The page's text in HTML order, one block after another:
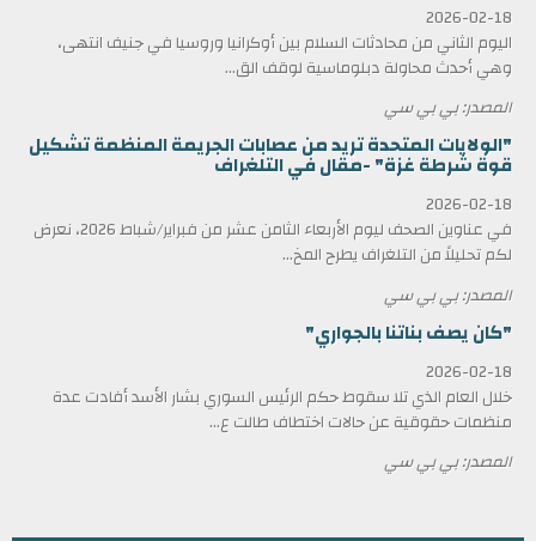
2026-02-18
اليوم الثاني من محادثات السلام بين أوكرانيا وروسيا في جنيف انتهى،
وهي أحدث محاولة دبلوماسية لوقف الق...
المصدر: بي بي سي
"الولايات المتحدة تريد من عصابات الجريمة المنظمة تشكيل
قوة شرطة غزة" -مقال في التلغراف
2026-02-18
في عناوين الصحف ليوم الأربعاء الثامن عشر من فبراير/شباط 2026، نعرض
لكم تحليلاً من التلغراف يطرح المخ...
المصدر: بي بي سي
"كان يصف بناتنا بالجواري"
2026-02-18
خلال العام الذي تلا سقوط حكم الرئيس السوري بشار الأسد أفادت عدة
منظمات حقوقية عن حالات اختطاف طالت ع...
المصدر: بي بي سي